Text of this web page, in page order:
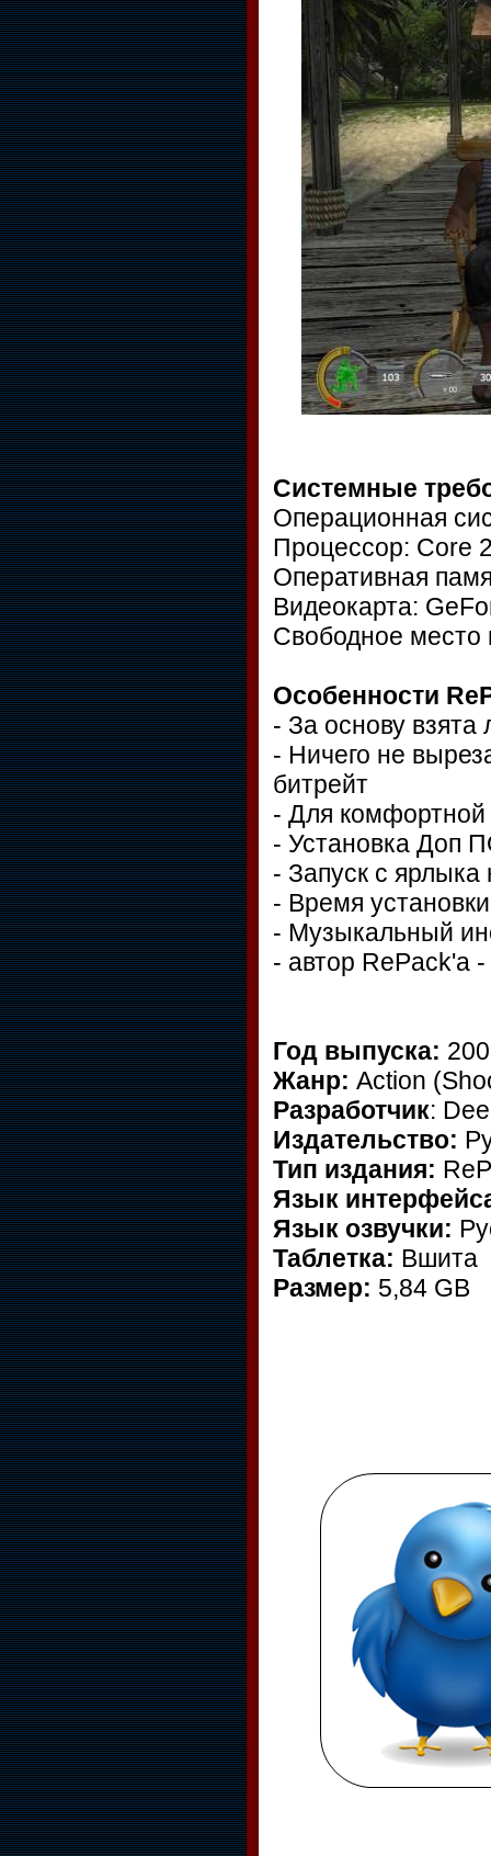
Системные
Операционная
Процессор: Core
Оперативная
Видеокарта:
Свободное место
Особенности
- За основу
- Ничего не
битрейт
- Для комфортной
- Установка Доп
- Запуск с
- Время
- Музыкальный
- автор RePack'a
Год выпуска:
Жанр: Action
Pазработчик:
Издательство:
Тип издания:
Язык
Язык озвучки:
Таблетка: Вшита
Размер: 5,84 GB